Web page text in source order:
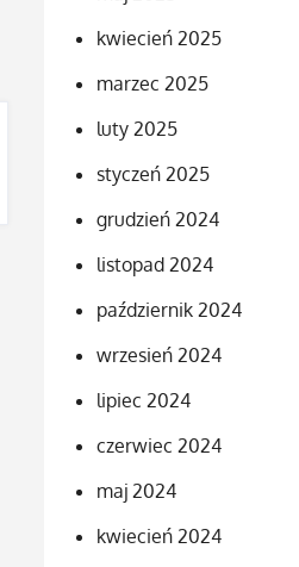
kwiecień 2025
marzec 2025
luty 2025
styczeń 2025
grudzień 2024
listopad 2024
październik 2024
wrzesień 2024
lipiec 2024
czerwiec 2024
maj 2024
kwiecień 2024